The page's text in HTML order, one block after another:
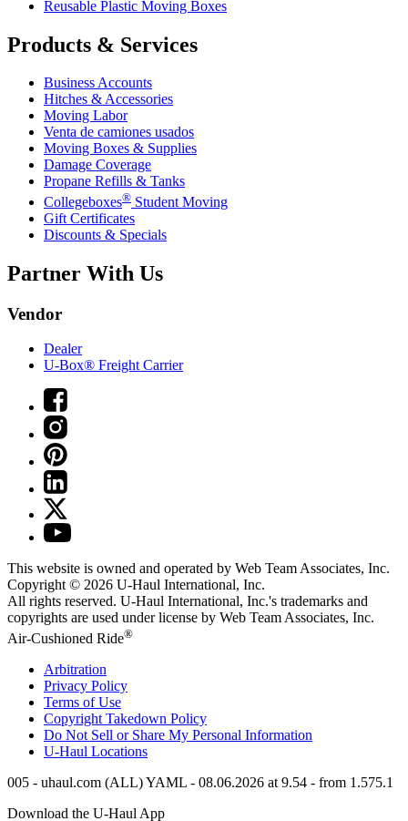
Reusable Plastic Moving Boxes
Products & Services
Business Accounts
Hitches & Accessories
Moving Labor
Venta de camiones usados
Moving Boxes & Supplies
Damage Coverage
Propane Refills & Tanks
Collegeboxes® Student Moving
Gift Certificates
Discounts & Specials
Partner With Us
Vendor
Dealer
U-Box® Freight Carrier
This website is owned and operated by Web Team Associates, Inc.
Copyright © 2026 U-Haul International, Inc.
All rights reserved. U-Haul International, Inc.'s trademarks and
copyrights are used under license by Web Team Associates, Inc.
Air-Cushioned Ride®
Arbitration
Privacy Policy
Terms of Use
Copyright Takedown Policy
Do Not Sell or Share My Personal Information
U-Haul Locations
005 - uhaul.com (ALL) YAML - 08.06.2026 at 9.54 - from 1.575.1
Download the U-Haul App